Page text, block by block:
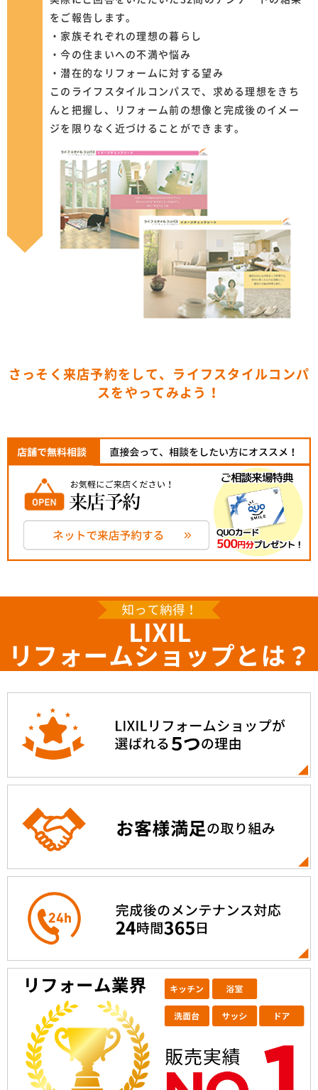
をご報告します。
・家族それぞれの理想の暮らし
・今の住まいへの不満や悩み
・潜在的なリフォームに対する望み
このライフスタイルコンパスで、求める理想をきち
んと把握し、リフォーム前の想像と完成後のイメー
ジを限りなく近づけることができます。
さっそく来店予約をして、ライフスタイルコンパ
スをやってみよう！